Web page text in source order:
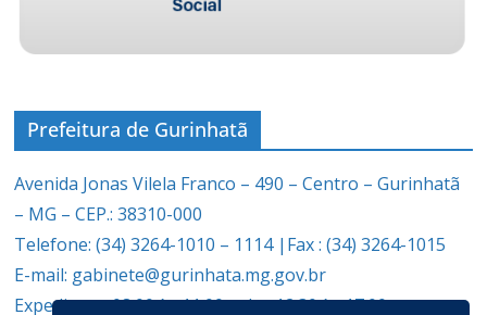
Prefeitura de Gurinhatã
Avenida Jonas Vilela Franco – 490 – Centro – Gurinhatã
– MG – CEP.: 38310-000
Telefone: (34) 3264-1010 – 1114 |Fax : (34) 3264-1015
E-mail: gabinete@gurinhata.mg.gov.br
Expediente: 08:00 às 11:00 e das 12:30 às 17:00